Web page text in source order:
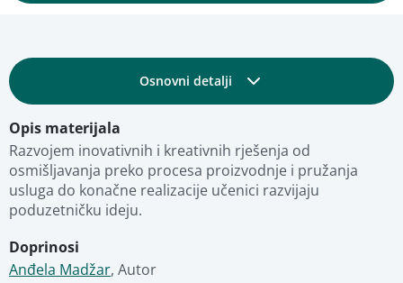
Dodajte u kolekciju
Dodajte u favorite
Pregled materijala
Osnovni detalji
Obrazovni i tehnički detalji
Fotografije
Stručna ocjena
Opis materijala
Razvojem inovativnih i kreativnih rješenja od
osmišljavanja preko procesa proizvodnje i pružanja
usluga do konačne realizacije učenici razvijaju
poduzetničku ideju.
Doprinosi
Anđela Madžar, Autor